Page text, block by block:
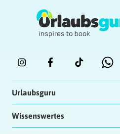
Urlaubsguru
Wissenswertes